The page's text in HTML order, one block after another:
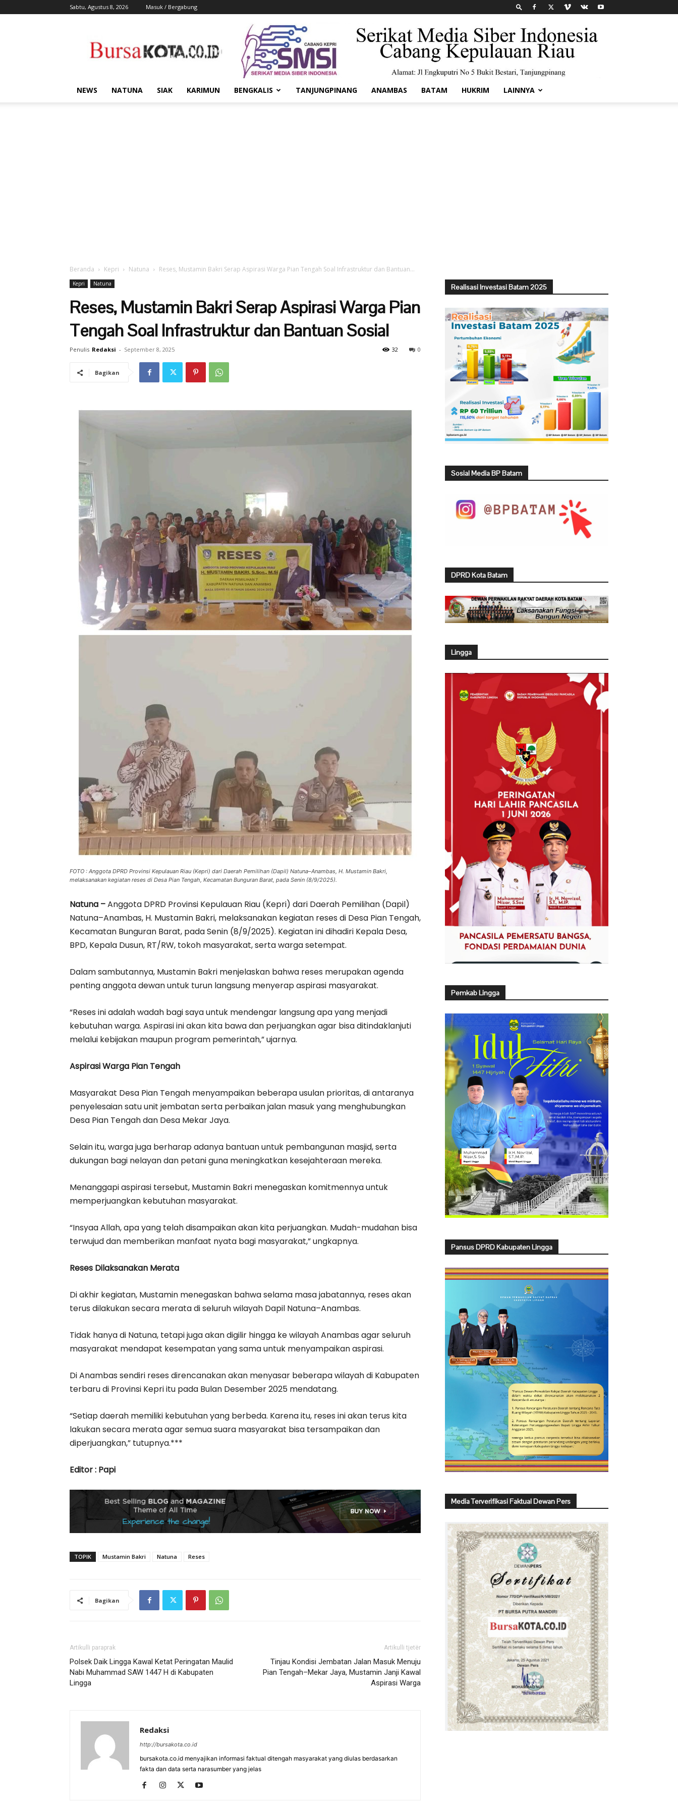
Sabtu, Agustus 8, 2026 Masuk / Bergabung
Kota
NEWS NATUNA SIAK KARIMUN BENGKALIS TANJUNGPINANG ANAMBAS BATAM HUKRIM LAINNYA
Beranda Kepri Natuna Reses, Mustamin Bakri Serap Aspirasi Warga Pian Tengah Soal Infrastruktur dan Bantuan...
Kepri Natuna
Reses, Mustamin Bakri Serap Aspirasi Warga Pian
Tengah Soal Infrastruktur dan Bantuan Sosial
Penulis Redaksi - September 8, 2025 0
32
Bagikan
FOTO : Anggota DPRD Provinsi Kepulauan Riau (Kepri) dari Daerah Pemilihan (Dapil) Natuna–Anambas, H. Mustamin Bakri,
melaksanakan kegiatan reses di Desa Pian Tengah, Kecamatan Bunguran Barat, pada Senin (8/9/2025).
Natuna –Anggota DPRD Provinsi Kepulauan Riau (Kepri) dari Daerah Pemilihan (Dapil)
Natuna–Anambas, H. Mustamin Bakri, melaksanakan kegiatan reses di Desa Pian Tengah,
Kecamatan Bunguran Barat, pada Senin (8/9/2025). Kegiatan ini dihadiri Kepala Desa,
BPD, Kepala Dusun, RT/RW, tokoh masyarakat, serta warga setempat.
Dalam sambutannya, Mustamin Bakri menjelaskan bahwa reses merupakan agenda
penting anggota dewan untuk turun langsung menyerap aspirasi masyarakat.
“Reses ini adalah wadah bagi saya untuk mendengar langsung apa yang menjadi
kebutuhan warga. Aspirasi ini akan kita bawa dan perjuangkan agar bisa ditindaklanjuti
melalui kebijakan maupun program pemerintah,” ujarnya.
Aspirasi Warga Pian Tengah
Masyarakat Desa Pian Tengah menyampaikan beberapa usulan prioritas, di antaranya
penyelesaian satu unit jembatan serta perbaikan jalan masuk yang menghubungkan
Desa Pian Tengah dan Desa Mekar Jaya.
Selain itu, warga juga berharap adanya bantuan untuk pembangunan masjid, serta
dukungan bagi nelayan dan petani guna meningkatkan kesejahteraan mereka.
Menanggapi aspirasi tersebut, Mustamin Bakri menegaskan komitmennya untuk
memperjuangkan kebutuhan masyarakat.
“Insyaa Allah, apa yang telah disampaikan akan kita perjuangkan. Mudah-mudahan bisa
terwujud dan memberikan manfaat nyata bagi masyarakat,” ungkapnya.
Reses Dilaksanakan Merata
Di akhir kegiatan, Mustamin menegaskan bahwa selama masa jabatannya, reses akan
terus dilakukan secara merata di seluruh wilayah Dapil Natuna–Anambas.
Tidak hanya di Natuna, tetapi juga akan digilir hingga ke wilayah Anambas agar seluruh
masyarakat mendapat kesempatan yang sama untuk menyampaikan aspirasi.
Di Anambas sendiri reses direncanakan akan menyasar beberapa wilayah di Kabupaten
terbaru di Provinsi Kepri itu pada Bulan Desember 2025 mendatang.
“Setiap daerah memiliki kebutuhan yang berbeda. Karena itu, reses ini akan terus kita
lakukan secara merata agar semua suara masyarakat bisa tersampaikan dan
diperjuangkan,” tutupnya.***
Editor : Papi
TOPIK Mustamin Bakri Natuna Reses
Bagikan
Artikulli paraprak
Polsek Daik Lingga Kawal Ketat Peringatan Maulid
Nabi Muhammad SAW 1447 H di Kabupaten
Lingga
Artikulli tjetër
Tinjau Kondisi Jembatan Jalan Masuk Menuju
Pian Tengah–Mekar Jaya, Mustamin Janji Kawal
Aspirasi Warga
Redaksi
http://bursakota.co.id
bursakota.co.id menyajikan informasi faktual ditengah masyarakat yang diulas berdasarkan
fakta dan data serta narasumber yang jelas
Realisasi Investasi Batam 2025
Sosial Media BP Batam
DPRD Kota Batam
Lingga
Pemkab Lingga
Pansus DPRD Kabupaten Lingga
Media Terverifikasi Faktual Dewan Pers